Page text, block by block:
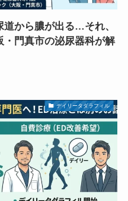
から膿が出る…それ、
・門真市の泌尿器科が解
デイリータダラフィル